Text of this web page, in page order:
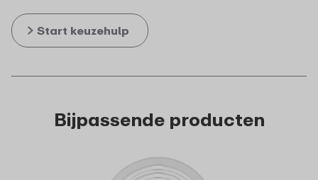
Start keuzehulp
Bijpassende producten